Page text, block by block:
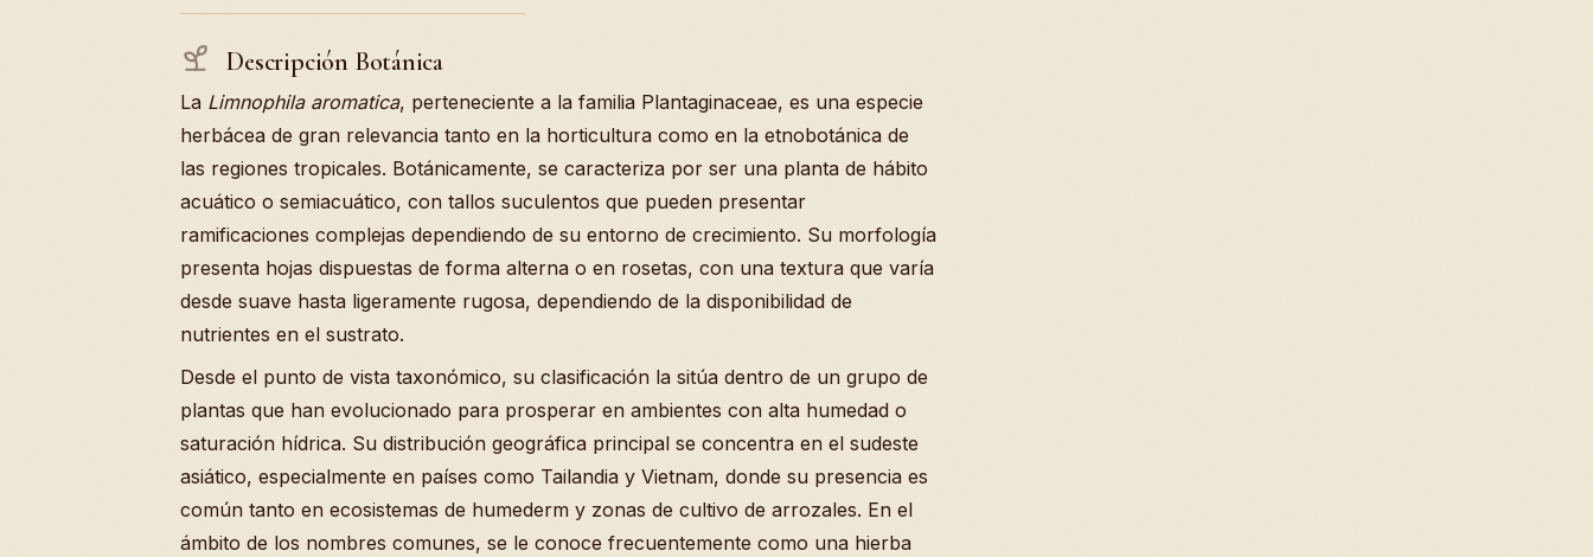
Descripción Botánica
La Limnophila aromatica, perteneciente a la familia Plantaginaceae, es una especie
herbácea de gran relevancia tanto en la horticultura como en la etnobotánica de
las regiones tropicales. Botánicamente, se caracteriza por ser una planta de hábito
acuático o semiacuático, con tallos suculentos que pueden presentar
ramificaciones complejas dependiendo de su entorno de crecimiento. Su morfología
presenta hojas dispuestas de forma alterna o en rosetas, con una textura que varía
desde suave hasta ligeramente rugosa, dependiendo de la disponibilidad de
nutrientes en el sustrato.
Desde el punto de vista taxonómico, su clasificación la sitúa dentro de un grupo de
plantas que han evolucionado para prosperar en ambientes con alta humedad o
saturación hídrica. Su distribución geográfica principal se concentra en el sudeste
asiático, especialmente en países como Tailandia y Vietnam, donde su presencia es
común tanto en ecosistemas de humederm y zonas de cultivo de arrozales. En el
ámbito de los nombres comunes, se le conoce frecuentemente como una hierba